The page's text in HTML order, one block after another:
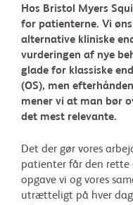
Hos Bristol Myers
for patienterne. Vi
alternative kliniske
vurderingen af nye
glade for klassiske
(OS), men
mener vi at man bør
det mest relevante.
Det der gør vores
patienter får den rette
opgave vi og vores
utrætteligt på hver